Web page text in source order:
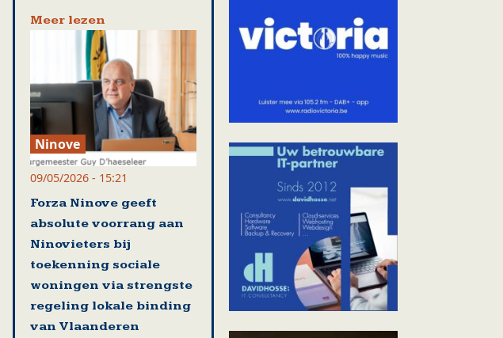
Meer lezen
Ninove
09/05/2026 - 15:21
Forza Ninove geeft
absolute voorrang aan
Ninovieters bij
toekenning sociale
woningen via strengste
regeling lokale binding
van Vlaanderen